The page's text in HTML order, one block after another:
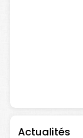
Actualités